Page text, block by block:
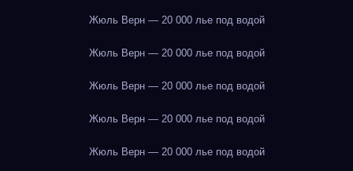
Жюль Верн — 20 000 лье под водой
Жюль Верн — 20 000 лье под водой
Жюль Верн — 20 000 лье под водой
Жюль Верн — 20 000 лье под водой
Жюль Верн — 20 000 лье под водой